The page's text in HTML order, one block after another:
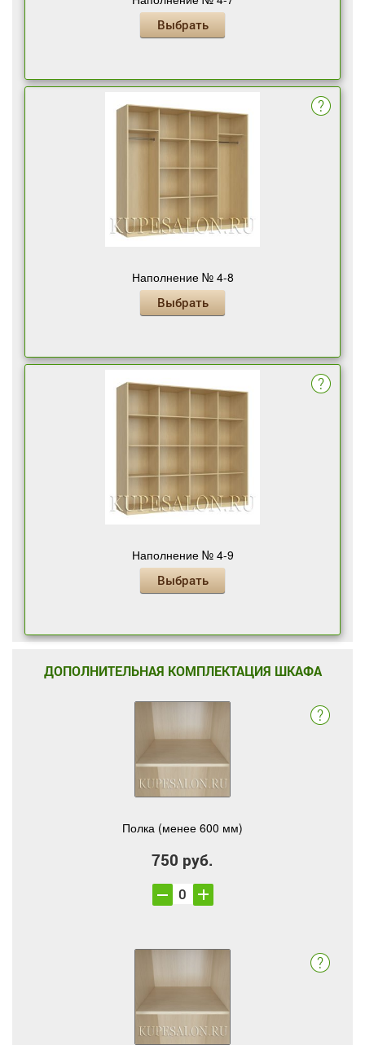
Выбрать
Наполнение № 4-8
Выбрать
Наполнение № 4-9
Выбрать
ДОПОЛНИТЕЛЬНАЯ КОМПЛЕКТАЦИЯ ШКАФА
Полка (менее 600 мм)
750 руб.